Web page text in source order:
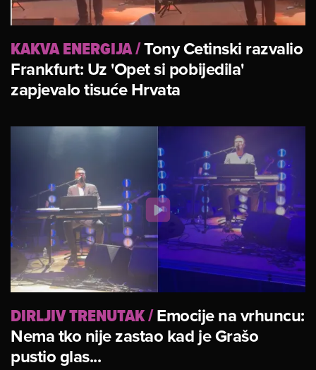
KAKVA ENERGIJA/Tony Cetinski razvalio
Frankfurt: Uz 'Opet si pobijedila'
zapjevalo tisuće Hrvata
DIRLJIV TRENUTAK/Emocije na vrhuncu:
Nema tko nije zastao kad je Grašo
pustio glas...